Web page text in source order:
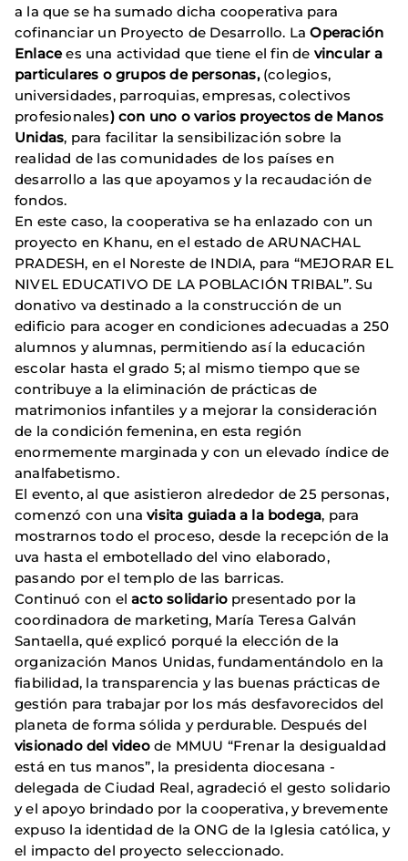
a la que se ha sumado dicha cooperativa para
cofinanciar un Proyecto de Desarrollo. LaOperación
Enlacees una actividad que tiene el fin de vincular a
particulares o grupos de personas,(colegios,
universidades, parroquias, empresas, colectivos
profesionales) con uno o varios proyectos de Manos
Unidas, para facilitar la sensibilización sobre la
realidad de las comunidades de los países en
desarrollo a las que apoyamos y la recaudación de
fondos.
En este caso, la cooperativa se ha enlazado con un
proyecto en Khanu, en el estado de ARUNACHAL
PRADESH, en el Noreste de INDIA, para “MEJORAR EL
NIVEL EDUCATIVO DE LA POBLACIÓN TRIBAL”. Su
donativo va destinado a la construcción de un
edificio para acoger en condiciones adecuadas a 250
alumnos y alumnas, permitiendo así la educación
escolar hasta el grado 5; al mismo tiempo que se
contribuye a la eliminación de prácticas de
matrimonios infantiles y a mejorar la consideración
de la condición femenina, en esta región
enormemente marginada y con un elevado índice de
analfabetismo.
El evento, al que asistieron alrededor de 25 personas,
comenzó con unavisita guiada a la bodega, para
mostrarnos todo el proceso, desde la recepción de la
uva hasta el embotellado del vino elaborado,
pasando por el templo de las barricas.
Continuó con elacto solidario presentado por la
coordinadora de marketing, María Teresa Galván
Santaella, qué explicó porqué la elección de la
organización Manos Unidas, fundamentándolo en la
fiabilidad, la transparencia y las buenas prácticas de
gestión para trabajar por los más desfavorecidos del
planeta de forma sólida y perdurable. Después del
visionado del video de MMUU “Frenar la desigualdad
está en tus manos”, la presidenta diocesana -
delegada de Ciudad Real, agradeció el gesto solidario
y el apoyo brindado por la cooperativa, y brevemente
expuso la identidad de la ONG de la Iglesia católica, y
el impacto del proyecto seleccionado.